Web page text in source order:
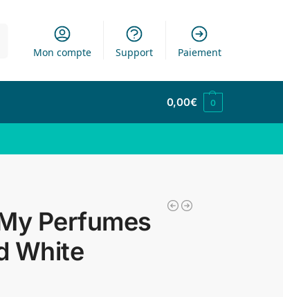
Mon compte Support Paiement
0,00€ 0
Perfumes
White